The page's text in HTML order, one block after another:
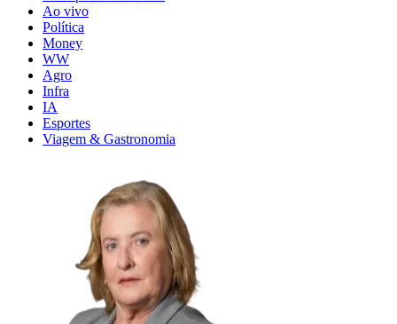
Ao vivo
Política
Money
WW
Agro
Infra
IA
Esportes
Viagem & Gastronomia